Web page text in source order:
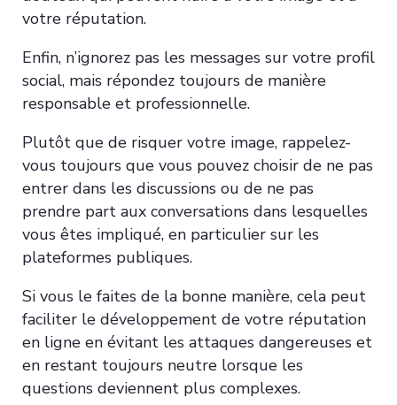
votre réputation.
Enfin, n’ignorez pas les messages sur votre profil
social, mais répondez toujours de manière
responsable et professionnelle.
Plutôt que de risquer votre image, rappelez-
vous toujours que vous pouvez choisir de ne pas
entrer dans les discussions ou de ne pas
prendre part aux conversations dans lesquelles
vous êtes impliqué, en particulier sur les
plateformes publiques.
Si vous le faites de la bonne manière, cela peut
faciliter le développement de votre réputation
en ligne en évitant les attaques dangereuses et
en restant toujours neutre lorsque les
questions deviennent plus complexes.